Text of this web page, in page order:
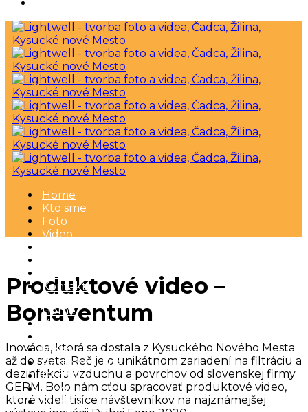
Skip
to
content
Home
Kto sme
Foto
Video
Kontakt
Home
Kto sme
Video
Postprodukcia
Portfólio
Blog
Kontakt
Produktové video –
Bonaventum
Inovácia, ktorá sa dostala z Kysuckého Nového Mesta
až do sveta. Reč je o unikátnom zariadení na filtráciu a
dezinfekciu vzduchu a povrchov od slovenskej firmy
GERM. Bolo nám cťou spracovať produktové video,
ktoré videli tisíce návštevníkov na najznámejšej